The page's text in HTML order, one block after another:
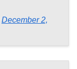
December 2,